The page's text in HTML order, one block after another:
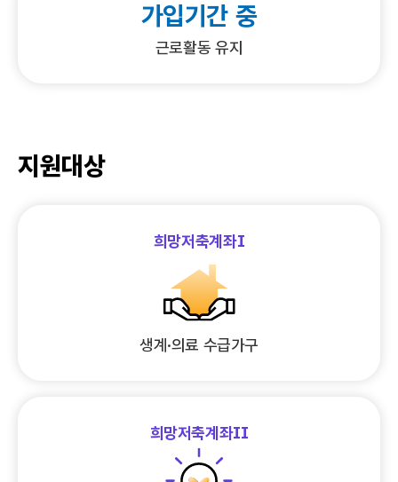
가입기간 중
근로활동 유지
지원대상
희망저축계좌I
생계·의료 수급가구
희망저축계좌II